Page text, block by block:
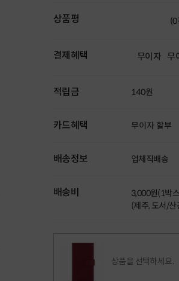
상품평 (0
결제혜택 무이자 무
적립금 140원
카드혜택 무이자 할부
배송정보 업체직배송
배송비 3,000원(1박
(제주, 도서/
상품을 선택하세요.